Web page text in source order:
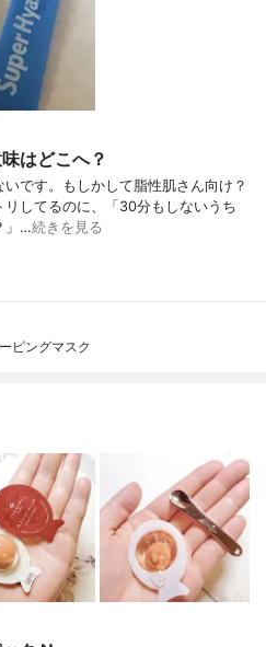
はどこへ？
です。もしかして脂性肌さん向け？
してるのに、「30分もしないうち
」…続きを見る
ピングマスク